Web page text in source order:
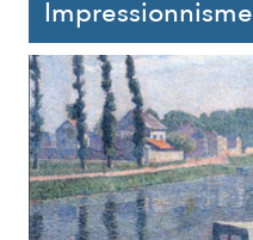
Impressionnisme